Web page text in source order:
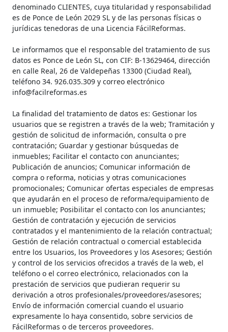
denominado CLIENTES, cuya titularidad y responsabilidad
es de Ponce de León 2029 SL y de las personas físicas o
jurídicas tenedoras de una Licencia FácilReformas.
Le informamos que el responsable del tratamiento de sus
datos es Ponce de León SL, con CIF: B-13629464, dirección
en calle Real, 26 de Valdepeñas 13300 (Ciudad Real),
teléfono 34. ‎926.035.309 y correo electrónico
info@facilreformas.es
La finalidad del tratamiento de datos es: Gestionar los
usuarios que se registren a través de la web; Tramitación y
gestión de solicitud de información, consulta o pre
contratación; Guardar y gestionar búsquedas de
inmuebles; Facilitar el contacto con anunciantes;
Publicación de anuncios; Comunicar información de
compra o reforma, noticias y otras comunicaciones
promocionales; Comunicar ofertas especiales de empresas
que ayudarán en el proceso de reforma/equipamiento de
un inmueble; Posibilitar el contacto con los anunciantes;
Gestión de contratación y ejecución de servicios
contratados y el mantenimiento de la relación contractual;
Gestión de relación contractual o comercial establecida
entre los Usuarios, los Proveedores y los Asesores; Gestión
y control de los servicios ofrecidos a través de la web, el
teléfono o el correo electrónico, relacionados con la
prestación de servicios que pudieran requerir su
derivación a otros profesionales/proveedores/asesores;
Envío de información comercial cuando el usuario
expresamente lo haya consentido, sobre servicios de
FácilReformas o de terceros proveedores.